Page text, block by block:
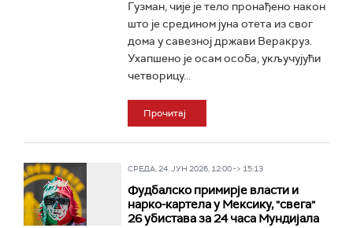
Гузман, чије је тело пронађено након
што је средином јуна отета из свог
дома у савезној држави Веракруз.
Ухапшено је осам особа, укључујући
четворицу...
Прочитај
СРЕДА, 24. ЈУН 2026, 12:00 -> 15:13
Фудбалско примирје власти и
нарко-картела у Мексику, "свега"
26 убистава за 24 часа Мундијала